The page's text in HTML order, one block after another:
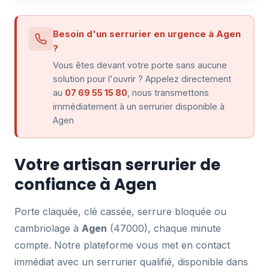
Besoin d'un serrurier en urgence à Agen
?
Vous êtes devant votre porte sans aucune
solution pour l'ouvrir ? Appelez directement
au 07 69 55 15 80 , nous transmettons
immédiatement à un serrurier disponible à
Agen
Votre artisan serrurier de
confiance à Agen
Porte claquée, clé cassée, serrure bloquée ou
cambriolage à Agen (47000), chaque minute
compte. Notre plateforme vous met en contact
immédiat avec un serrurier qualifié, disponible dans